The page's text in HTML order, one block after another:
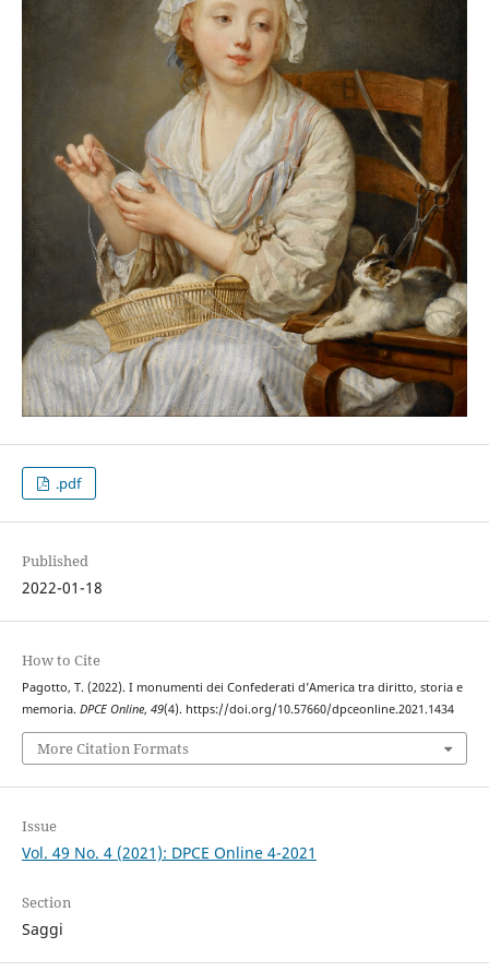
.pdf
Published
2022-01-18
How to Cite
Pagotto, T. (2022). I monumenti dei Confederati d’America tra diritto, storia e
memoria. DPCE Online, 49(4). https://doi.org/10.57660/dpceonline.2021.1434
More Citation Formats
Issue
Vol. 49 No. 4 (2021): DPCE Online 4-2021
Section
Saggi